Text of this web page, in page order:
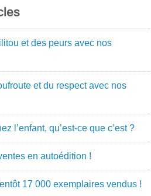
et des peurs avec nos
et du respect avec nos
l’enfant, qu’est-ce que c’est ?
en autoédition !
17 000 exemplaires vendus !